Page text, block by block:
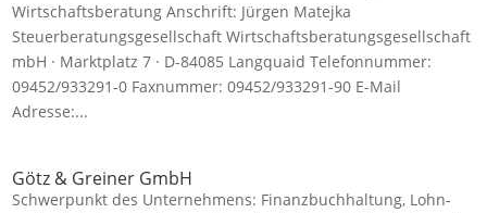
Wirtschaftsberatung Anschrift: Jürgen Matejka
Steuerberatungsgesellschaft Wirtschaftsberatungsgesellschaft
mbH · Marktplatz 7 · D-84085 Langquaid Telefonnummer:
09452/933291-0 Faxnummer: 09452/933291-90 E-Mail
Adresse:...
Götz & Greiner GmbH
Schwerpunkt des Unternehmens: Finanzbuchhaltung, Lohn-